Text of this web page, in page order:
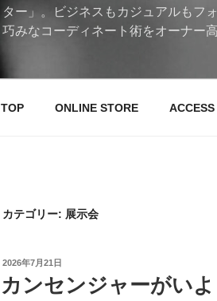
ター」。ビジネスもカジュアルもフ
巧みなコーディネート術をオーナー
TOP ONLINE STORE ACCESS
カテゴリー: 展示会
投
稿
日:
2026年7月21日
カンセンジャーがい